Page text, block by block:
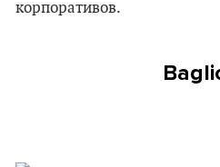
корпоративов.